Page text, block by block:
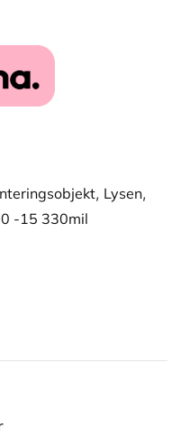
, Lysen,
-15 330mil